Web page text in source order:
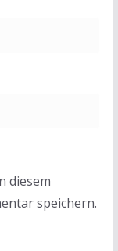
diesem
speichern.